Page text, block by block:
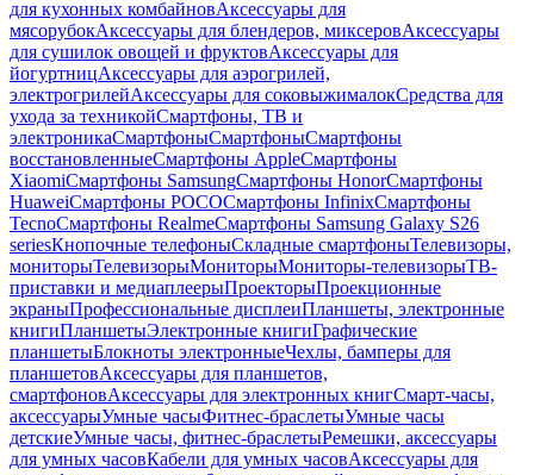
для кухонных комбайновАксессуары для
мясорубокАксессуары для блендеров, миксеровАксессуары
для сушилок овощей и фруктовАксессуары для
йогуртницАксессуары для аэрогрилей,
электрогрилейАксессуары для соковыжималокСредства для
ухода за техникойСмартфоны, ТВ и
электроникаСмартфоныСмартфоныСмартфоны
восстановленныеСмартфоны AppleСмартфоны
XiaomiСмартфоны SamsungСмартфоны HonorСмартфоны
HuaweiСмартфоны POCOСмартфоны InfinixСмартфоны
TecnoСмартфоны RealmeСмартфоны Samsung Galaxy S26
seriesКнопочные телефоныСкладные смартфоныТелевизоры,
мониторыТелевизорыМониторыМониторы-телевизорыТВ-
приставки и медиаплеерыПроекторыПроекционные
экраныПрофессиональные дисплеиПланшеты, электронные
книгиПланшетыЭлектронные книгиГрафические
планшетыБлокноты электронныеЧехлы, бамперы для
планшетовАксессуары для планшетов,
смартфоновАксессуары для электронных книгСмарт-часы,
аксессуарыУмные часыФитнес-браслетыУмные часы
детскиеУмные часы, фитнес-браслетыРемешки, аксессуары
для умных часовКабели для умных часовАксессуары для